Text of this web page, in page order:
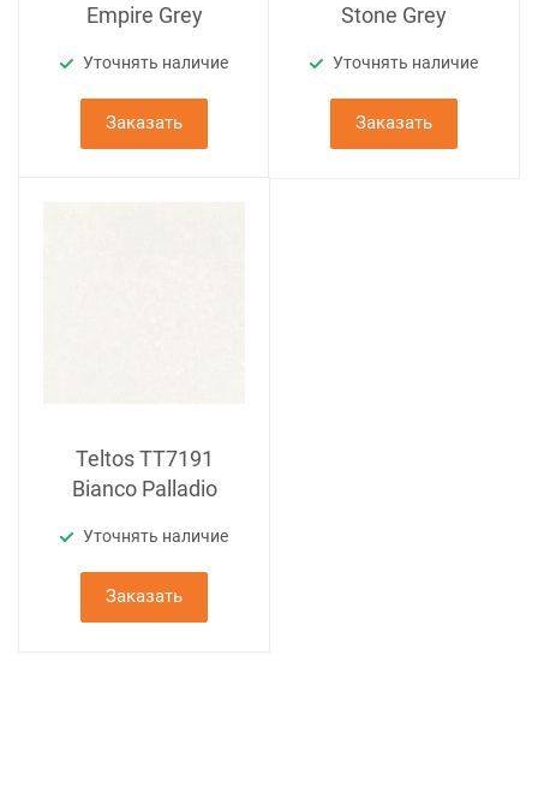
Empire Grey
Уточнять наличие
Заказать
Stone Grey
Уточнять наличие
Заказать
Teltos TT7191
Bianco Palladio
Уточнять наличие
Заказать